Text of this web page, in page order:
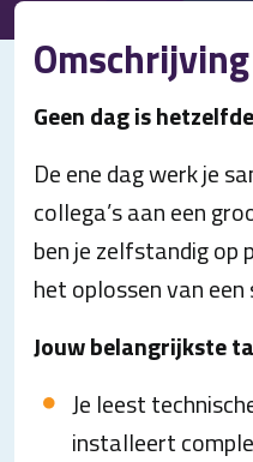
Omschrijving
Geen dag is hetzelfde
De ene dag werk je
collega’s aan een
ben je zelfstandig op
het oplossen van
Jouw belangrijkste
Je leest
installeert